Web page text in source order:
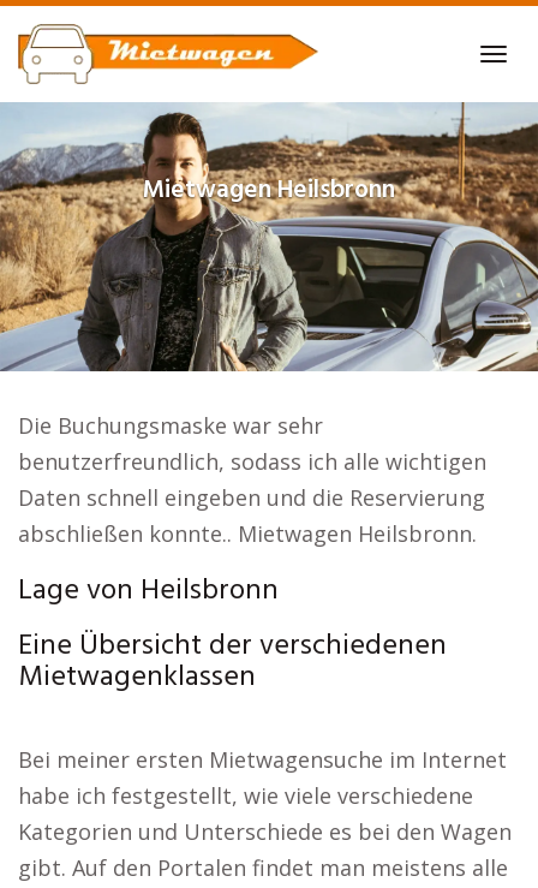
Skip
to
main
content
MietwagenHeilsbronn
Die Buchungsmaske war sehr
benutzerfreundlich, sodass ich alle wichtigen
Daten schnell eingeben und die Reservierung
abschließen konnte.. Mietwagen Heilsbronn.
Lage von Heilsbronn
Eine Übersicht der verschiedenen
Mietwagenklassen
Bei meiner ersten Mietwagensuche im Internet
habe ich festgestellt, wie viele verschiedene
Kategorien und Unterschiede es bei den Wagen
gibt. Auf den Portalen findet man meistens alle